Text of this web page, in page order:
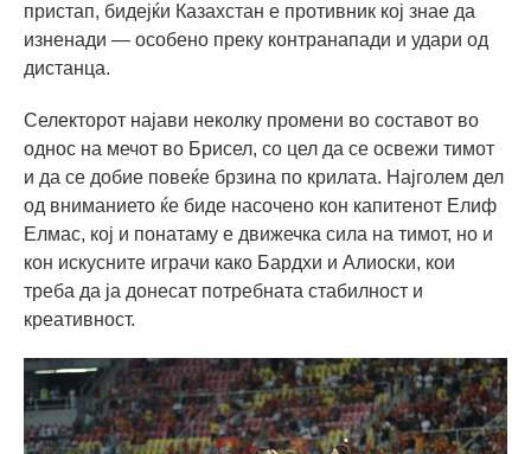
пристап, бидејќи Казахстан е противник кој знае да
изненади — особено преку контранапади и удари од
дистанца.
Селекторот најави неколку промени во составот во
однос на мечот во Брисел, со цел да се освежи тимот
и да се добие повеќе брзина по крилата. Најголем дел
од вниманието ќе биде насочено кон капитенот Елиф
Елмас, кој и понатаму е движечка сила на тимот, но и
кон искусните играчи како Бардхи и Алиоски, кои
треба да ја донесат потребната стабилност и
креативност.